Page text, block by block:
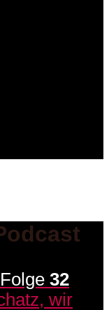
Folge 32
wir